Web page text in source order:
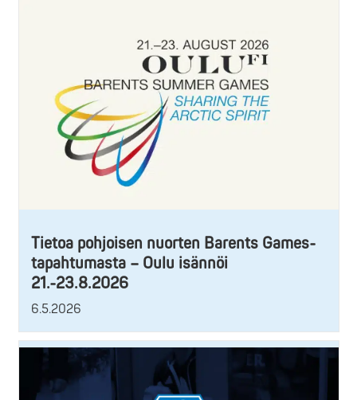
Tietoa pohjoisen nuorten Barents Games-
tapahtumasta – Oulu isännöi
21.-23.8.2026
6.5.2026